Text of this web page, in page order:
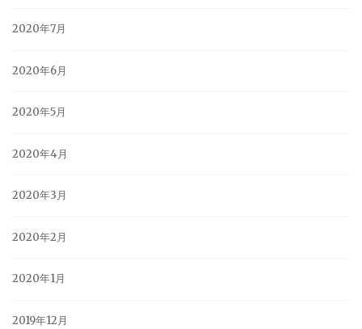
2020年7月
2020年6月
2020年5月
2020年4月
2020年3月
2020年2月
2020年1月
2019年12月